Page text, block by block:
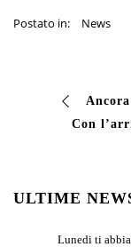
Postato in: News
ULTIME
Lunedi ti